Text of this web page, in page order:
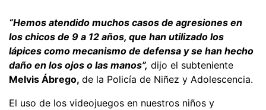
“Hemos atendido muchos casos de agresiones en
los chicos de 9 a 12 años, que han utilizado los
lápices como mecanismo de defensa y se han hecho
daño en los ojos o las manos”, dijo el subteniente
Melvis Ábrego, de la Policía de Niñez y Adolescencia.
El uso de los videojuegos en nuestros niños y